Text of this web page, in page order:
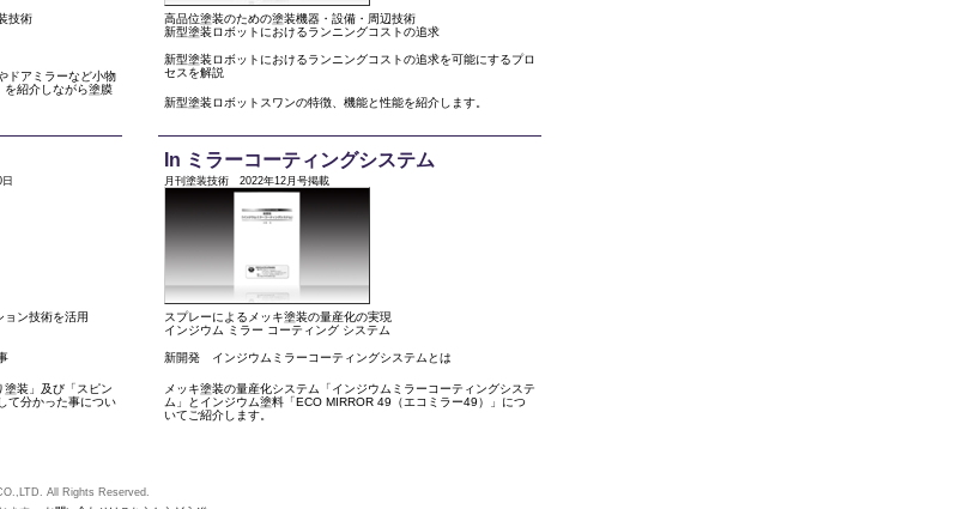
技術
ドアミラーなど小物
を紹介しながら塗膜
高品位塗装のための塗装機器・設備・周辺技術
新型塗装ロボットにおけるランニングコストの追求
新型塗装ロボットにおけるランニングコストの追求を可能にするプロ
セスを解説
新型塗装ロボットスワンの特徴、機能と性能を紹介します。
ョン技術を活用
塗装」及び「スピン
て分かった事につい
In ミラーコーティングシステム
月刊塗装技術 2022年12月号掲載
スプレーによるメッキ塗装の量産化の実現
インジウム ミラー コーティング システム
新開発 インジウムミラーコーティングシステムとは
メッキ塗装の量産化システム「インジウムミラーコーティングシステ
ム」とインジウム塗料「ECO MIRROR 49（エコミラー49）」につ
いてご紹介します。
All Rights Reserved.